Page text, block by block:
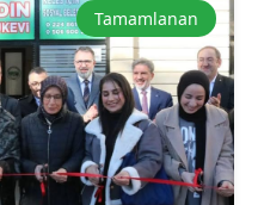
Tamamlanan